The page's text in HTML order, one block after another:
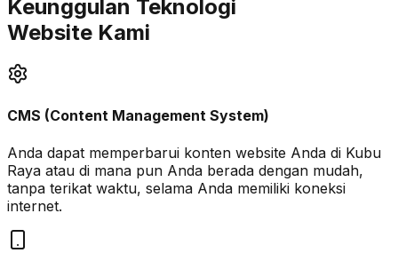
Keunggulan Teknologi
Website Kami
CMS (Content Management System)
Anda dapat memperbarui konten website Anda di Kubu
Raya atau di mana pun Anda berada dengan mudah,
tanpa terikat waktu, selama Anda memiliki koneksi
internet.